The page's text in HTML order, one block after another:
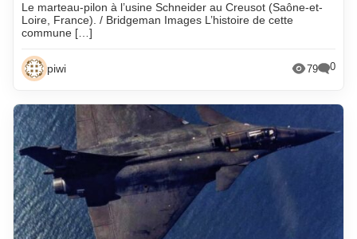
Le marteau-pilon à l’usine Schneider au Creusot (Saône-et-
Loire, France). / Bridgeman Images L’histoire de cette
commune […]
piwi 79 0